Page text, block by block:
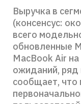
Выручка в
(консенсус:
всего
обновленные
MacBook Air
ожиданий, ряд
сообщает, что